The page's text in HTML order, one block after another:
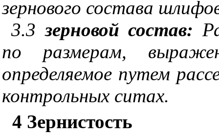
зернового состава
3.3зерновой состав:
по размерам,
определяемое путем
контрольных ситах.
4 Зернистость